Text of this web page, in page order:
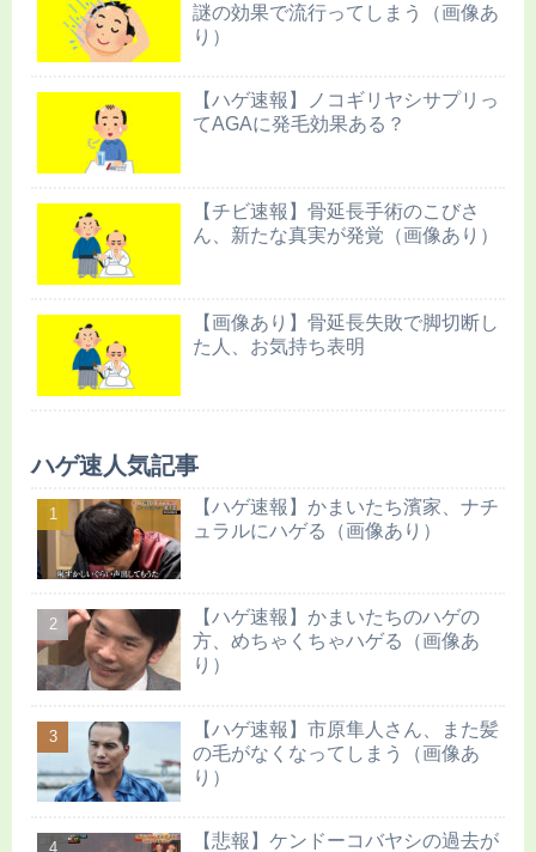
謎の効果で流行ってしまう（画像あ
り）
【ハゲ速報】ノコギリヤシサプリっ
てAGAに発毛効果ある？
【チビ速報】骨延長手術のこびさ
ん、新たな真実が発覚（画像あり）
【画像あり】骨延長失敗で脚切断し
た人、お気持ち表明
ハゲ速人気記事
【ハゲ速報】かまいたち濱家、ナチ
ュラルにハゲる（画像あり）
【ハゲ速報】かまいたちのハゲの
方、めちゃくちゃハゲる（画像あ
り）
【ハゲ速報】市原隼人さん、また髪
の毛がなくなってしまう（画像あ
り）
【悲報】ケンドーコバヤシの過去が